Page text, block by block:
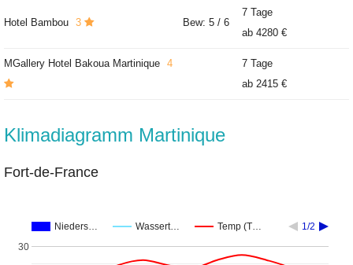
Hotel Bambou 3 Bew: 5 / 6
7 Tage
ab 4280 €
MGallery Hotel Bakoua Martinique 4
7 Tage
ab 2415 €
Klimadiagramm Martinique
Fort-de-France
Nieders… Wassert… Temp (T… 1/2
30